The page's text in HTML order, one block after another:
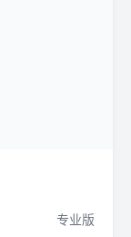
专业版